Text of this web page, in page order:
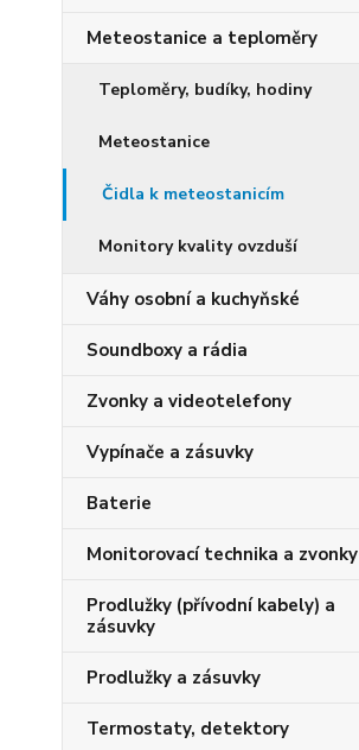
Meteostanice a teploměry
Teploměry, budíky, hodiny
Meteostanice
Čidla k meteostanicím
Monitory kvality ovzduší
Váhy osobní a kuchyňské
Soundboxy a rádia
Zvonky a videotelefony
Vypínače a zásuvky
Baterie
Monitorovací technika a zvonky
Prodlužky (přívodní kabely) a
zásuvky
Prodlužky a zásuvky
Termostaty, detektory